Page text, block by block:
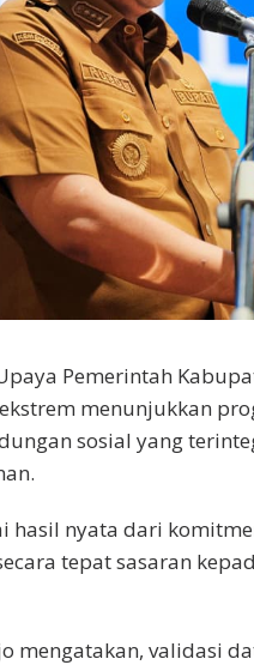
Pemerintah
menunjukkan
sosial yang
hasil nyata dari
tepat sasaran
mengatakan, validasi